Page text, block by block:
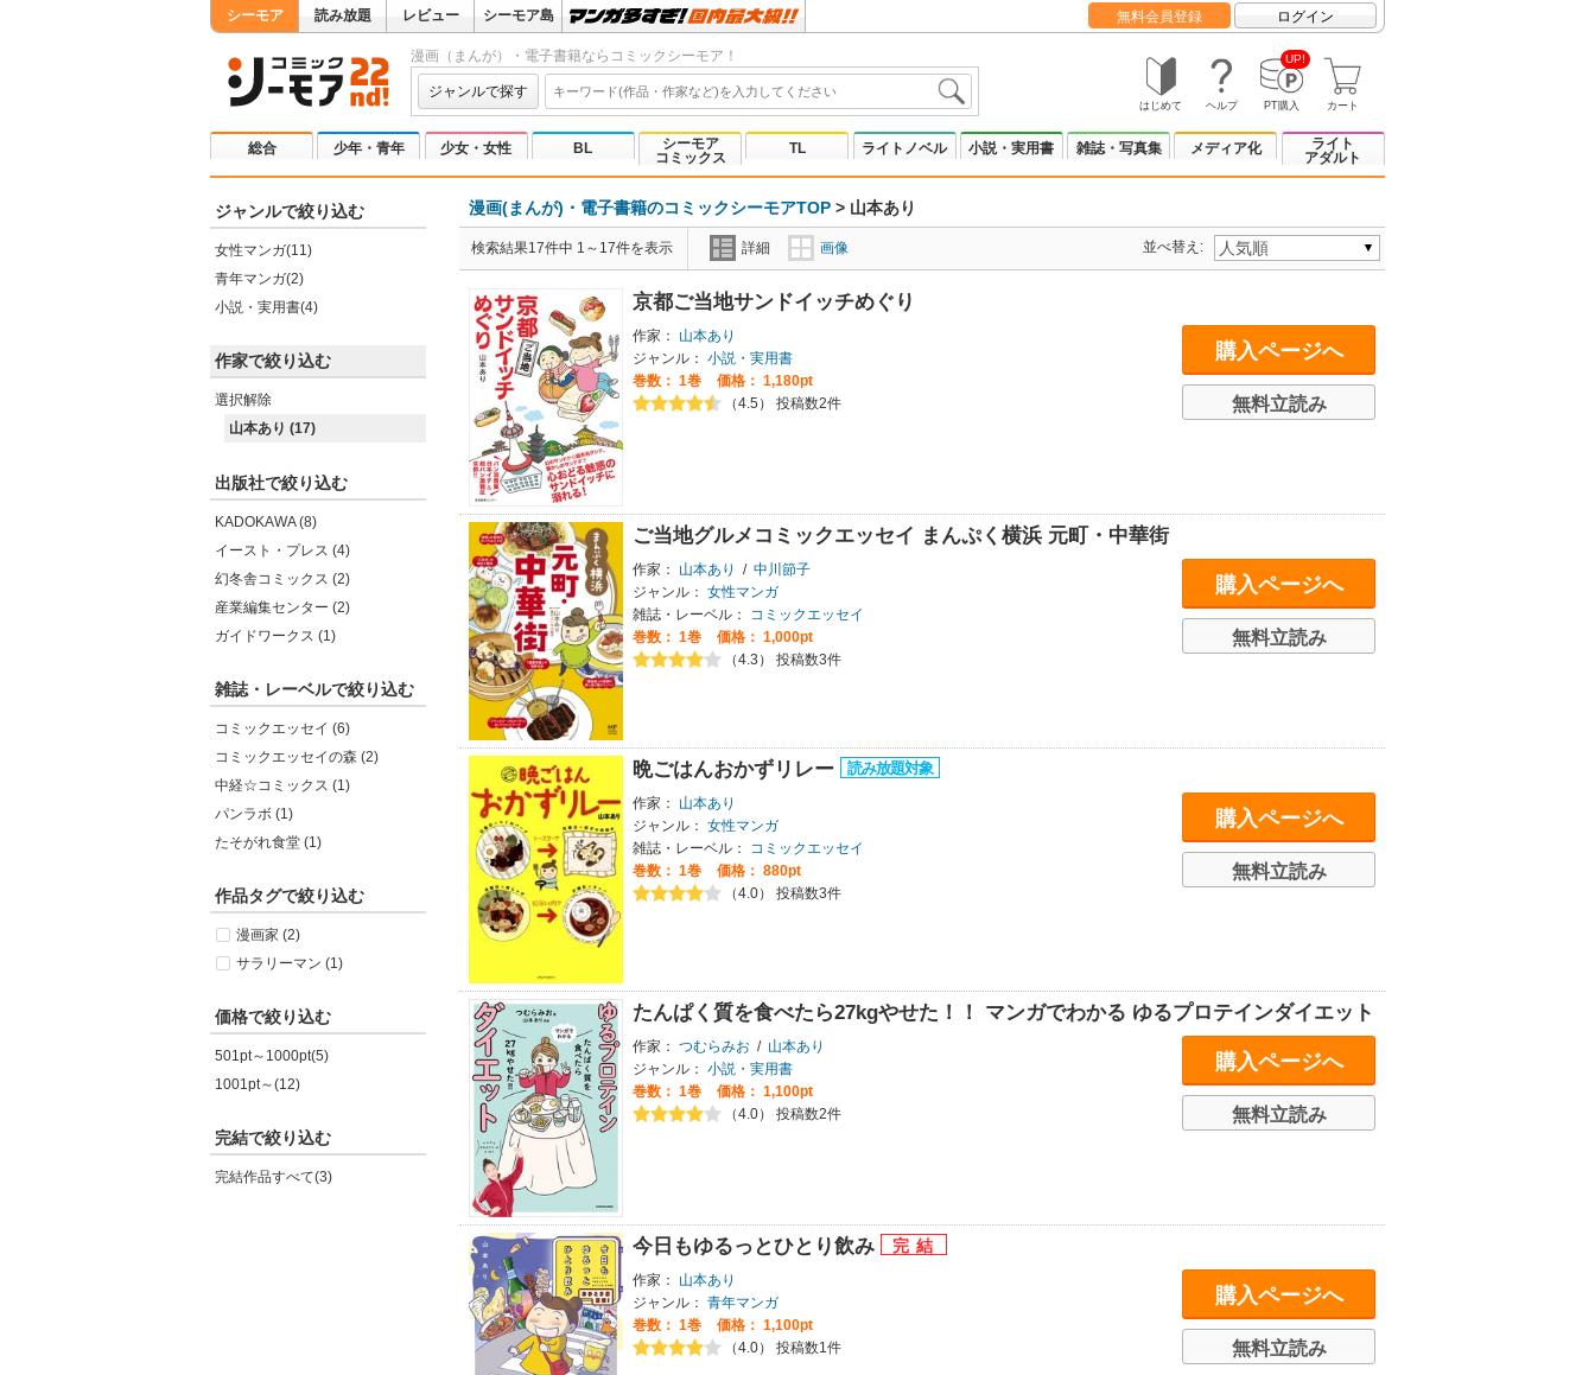
シーモア 読み放題 レビュー シーモア島 無料会員登録 ログイン
漫画（まんが）・電子書籍ならコミックシーモア！
ジャンルで探す
はじめて ヘルプ
UP!
PT購入 カート
総合 少年・青年 少女・女性 BL
シーモア
コミックス
TL ライトノベル 小説・実用書 雑誌・写真集 メディア化
ライト
アダルト
ジャンルで絞り込む
女性マンガ(11)
青年マンガ(2)
小説・実用書(4)
作家で絞り込む
選択解除
山本あり (17)
出版社で絞り込む
KADOKAWA (8)
イースト・プレス (4)
幻冬舎コミックス (2)
産業編集センター (2)
ガイドワークス (1)
雑誌・レーベルで絞り込む
コミックエッセイ (6)
コミックエッセイの森 (2)
中経☆コミックス (1)
パンラボ (1)
たそがれ食堂 (1)
作品タグで絞り込む
漫画家 (2)
サラリーマン (1)
価格で絞り込む
501pt～1000pt(5)
1001pt～(12)
完結で絞り込む
完結作品すべて(3)
漫画(まんが)・電子書籍のコミックシーモアTOP > 山本あり
検索結果17件中 1～17件を表示 詳細 画像 並べ替え:
京都ご当地サンドイッチめぐり
作家：
山本あり
ジャンル： 小説・実用書
巻数： 1巻
価格： 1,180pt
（4.5） 投稿数2件
購入ページへ
無料立読み
ご当地グルメコミックエッセイ まんぷく横浜 元町・中華街
作家： 山本あり / 中川節子
ジャンル： 女性マンガ
雑誌・レーベル：
コミックエッセイ
巻数： 1巻
価格： 1,000pt
（4.3） 投稿数3件
購入ページへ
無料立読み
晩ごはんおかずリレー
作家：
山本あり
ジャンル： 女性マンガ
雑誌・レーベル：
コミックエッセイ
巻数： 1巻
価格： 880pt
（4.0） 投稿数3件
購入ページへ
無料立読み
たんぱく質を食べたら27kgやせた！！ マンガでわかる ゆるプロテインダイエット
作家： つむらみお / 山本あり
ジャンル： 小説・実用書
巻数： 1巻
価格： 1,100pt
（4.0） 投稿数2件
購入ページへ
無料立読み
今日もゆるっとひとり飲み
作家：
山本あり
ジャンル： 青年マンガ
巻数： 1巻
価格： 1,100pt
（4.0） 投稿数1件
購入ページへ
無料立読み